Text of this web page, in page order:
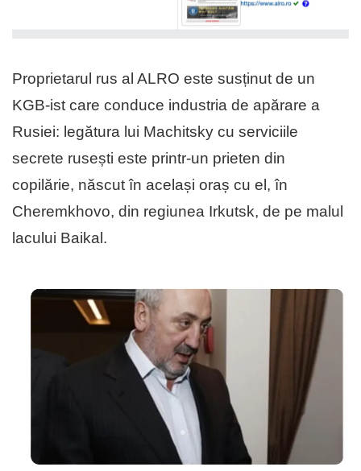
Proprietarul rus al ALRO este susținut de un
KGB-ist care conduce industria de apărare a
Rusiei: legătura lui Machitsky cu serviciile
secrete rusești este printr-un prieten din
copilărie, născut în același oraș cu el, în
Cheremkhovo, din regiunea Irkutsk, de pe malul
lacului Baikal.